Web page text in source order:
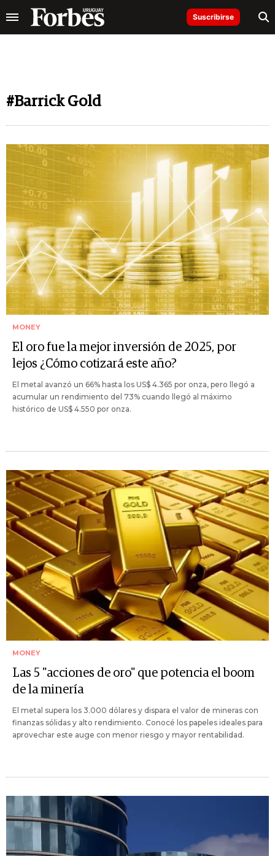
Suscribirse
#Barrick Gold
MONEY
El oro fue la mejor inversión de 2025, por
lejos ¿Cómo cotizará este año?
El metal avanzó un 66% hasta los US$ 4.365 por onza, pero llegó a
acumular un rendimiento del 73% cuando llegó al máximo
histórico de US$ 4.550 por onza.
MONEY
Las 5 "acciones de oro" que potencia el boom
de la minería
El metal supera los 3.000 dólares y dispara el valor de mineras con
finanzas sólidas y alto rendimiento. Conocé los papeles ideales para
aprovechar este auge con menor riesgo y mayor rentabilidad.